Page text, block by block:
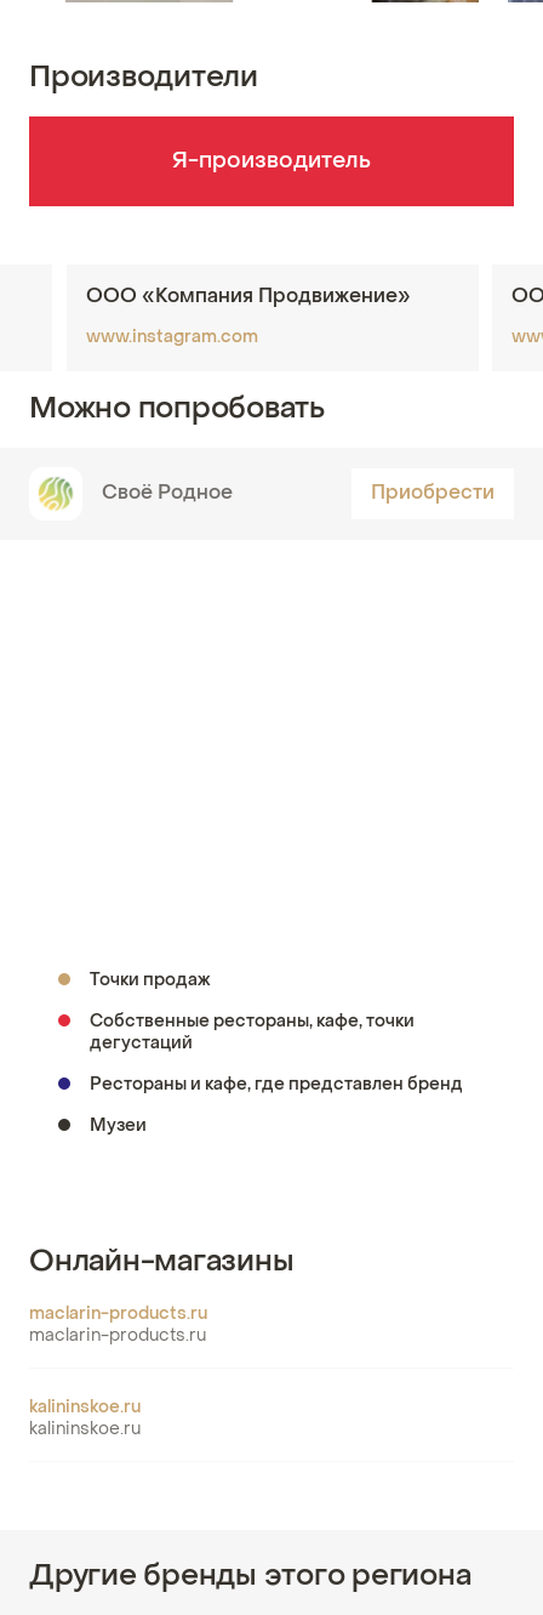
Производители
Я-производитель
ООО «Компания Продвижение»
www.instagram.com
Можно попробовать
Своё Родное Приобрести
Точки продаж
Собственные рестораны, кафе, точки
дегустаций
Рестораны и кафе, где представлен бренд
Музеи
Онлайн-магазины
maclarin-products.ru
maclarin-products.ru
kalininskoe.ru
kalininskoe.ru
Другие бренды этого региона